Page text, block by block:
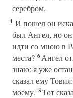
серебром.
4 И пошел он
был Ангел, но он
идти со мною в
места? 6Ангел
знаю; я уже
сказал ему
моему. 8Тот